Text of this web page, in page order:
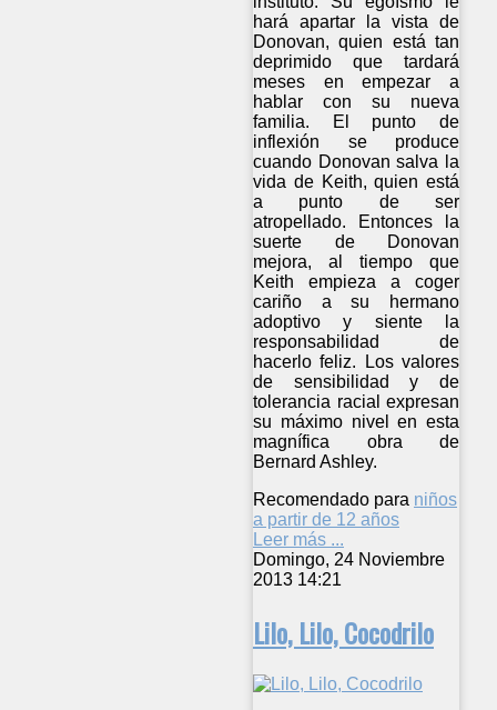
hará apartar la vista de
Donovan, quien está tan
deprimido que tardará
meses en empezar a
hablar con su nueva
familia. El punto de
inflexión se produce
cuando Donovan salva la
vida de Keith, quien está
a punto de ser
atropellado. Entonces la
suerte de Donovan
mejora, al tiempo que
Keith empieza a coger
cariño a su hermano
adoptivo y siente la
responsabilidad de
hacerlo feliz. Los valores
de sensibilidad y de
tolerancia racial expresan
su máximo nivel en esta
magnífica obra de
Bernard Ashley.
Recomendado para niños
a partir de 12 años
Leer más ...
Domingo, 24 Noviembre
2013 14:21
Lilo, Lilo, Cocodrilo